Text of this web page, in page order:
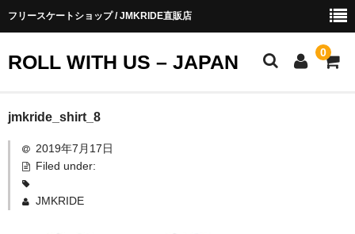
フリースケートショップ / JMKRIDE直販店
ROLL WITH US – JAPAN 0
お知らせ
ショップ会員
お買い物ガイド
jmkride_shirt_8
2019年7月17日
Filed under:
JMKRIDE